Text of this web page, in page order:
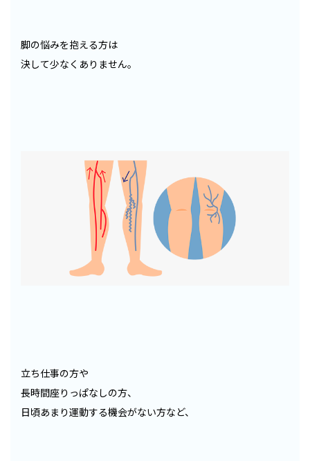
脚の悩みを抱える方は
決して少なくありません。
立ち仕事の方や
長時間座りっぱなしの方、
日頃あまり運動する機会がない方など、